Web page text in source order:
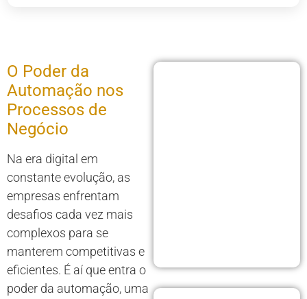
O Poder da
Automação nos
Processos de
Negócio
Na era digital em
constante evolução, as
empresas enfrentam
desafios cada vez mais
complexos para se
manterem competitivas e
eficientes. É aí que entra o
poder da automação, uma